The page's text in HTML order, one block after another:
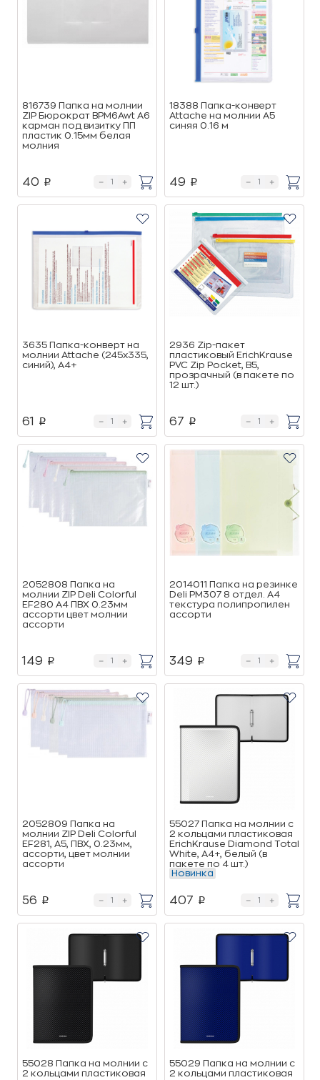
816739 Папка на молнии
ZIP Бюрократ BPM6Awt А6
карман под визитку ПП
пластик 0.15мм белая
молния
40 p
18388 Папка-конверт
Attache на молнии А5
синяя 0.16 м
49 p
3635 Папка-конверт на
молнии Attache (245х335,
синий), А4+
61 p
2936 Zip-пакет
пластиковый ErichKrause
PVC Zip Pocket, B5,
прозрачный (в пакете по
12 шт.)
67 p
2052808 Папка на
молнии ZIP Deli Colorful
EF280 A4 ПВХ 0.23мм
ассорти цвет молнии
ассорти
149 p
2014011 Папка на резинке
Deli PM307 8 отдел. A4
текстура полипропилен
ассорти
349 p
2052809 Папка на
молнии ZIP Deli Colorful
EF281, A5, ПВХ, 0.23мм,
ассорти, цвет молнии
ассорти
56 p
55027 Папка на молнии c
2 кольцами пластиковая
ErichKrause Diamond Total
White, A4+, белый (в
пакете по 4 шт.)
Новинка
407 p
55028 Папка на молнии c
2 кольцами пластиковая
55029 Папка на молнии c
2 кольцами пластиковая